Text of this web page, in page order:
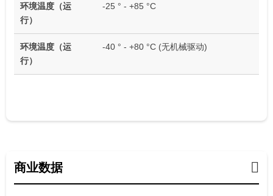
环境温度（运
行）
-25 ° - +85 °C
环境温度（运
行）
-40 ° - +80 °C (无机械驱动)
商业数据